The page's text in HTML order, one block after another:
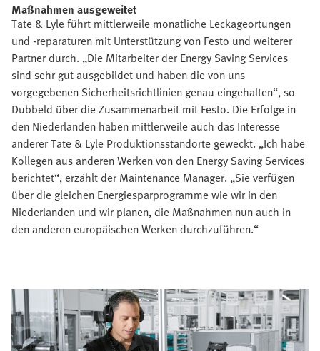
Maßnahmen ausgeweitet
Tate & Lyle führt mittlerweile monatliche Leckageortungen
und -reparaturen mit Unterstützung von Festo und weiterer
Partner durch. „Die Mitarbeiter der Energy Saving Services
sind sehr gut ausgebildet und haben die von uns
vorgegebenen Sicherheitsrichtlinien genau eingehalten“, so
Dubbeld über die Zusammenarbeit mit Festo. Die Erfolge in
den Niederlanden haben mittlerweile auch das Interesse
anderer Tate & Lyle Produktionsstandorte geweckt. „Ich habe
Kollegen aus anderen Werken von den Energy Saving Services
berichtet“, erzählt der Maintenance Manager. „Sie verfügen
über die gleichen Energiesparprogramme wie wir in den
Niederlanden und wir planen, die Maßnahmen nun auch in
den anderen europäischen Werken durchzuführen.“